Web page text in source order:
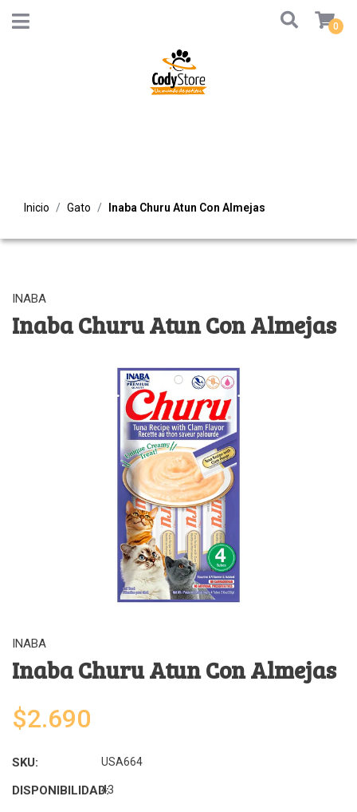
0
Inicio Gato Inaba Churu Atun Con Almejas
INABA
Inaba Churu Atun Con Almejas
INABA
Inaba Churu Atun Con Almejas
$2.690
SKU: USA664
DISPONIBILIDAD:
43